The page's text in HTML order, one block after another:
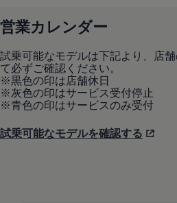
営業カレンダー
試乗可能なモデルは下記より、店
て必ずご確認ください。
※黒色の印は店舗休日
※灰色の印はサービス受付停止
※青色の印はサービスのみ受付
試乗可能なモデルを確認する